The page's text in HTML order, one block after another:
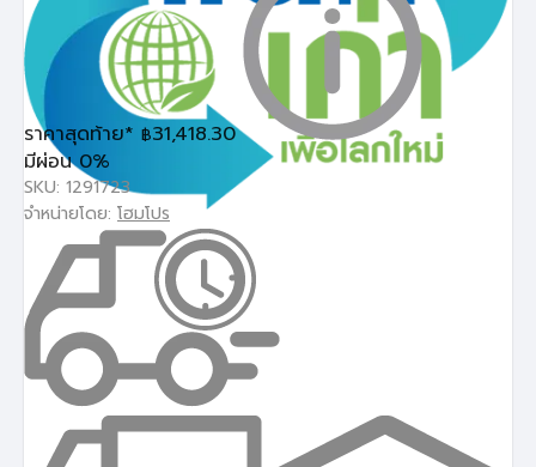
ราคาสุดท้าย* ฿31,418.30
มีผ่อน 0%
SKU: 1291723
จำหน่ายโดย: โฮมโปร